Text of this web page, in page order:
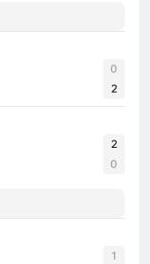
0
2
2
0
1